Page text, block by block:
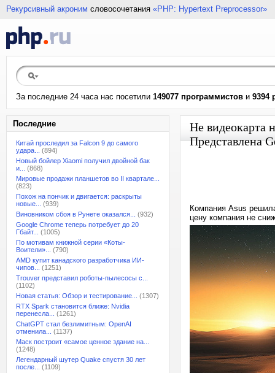
Рекурсивный акроним словосочетания «PHP: Hypertext Preprocessor»
За последние 24 часа нас посетили 149077 программистов и 9394
Последние
Китай проследил за Falcon 9 до самого
удара...
(894)
Новый бойлер Xiaomi получил двойной бак
и...
(868)
Мировые продажи планшетов во II квартале...
(823)
Похож на пончик и двигается: раскрыты
новые...
(939)
Виновником сбоя в Рунете оказался...
(932)
Google Chrome теперь потребует до 20
Гбайт...
(1005)
По мотивам книжной серии «Коты-
Воители»...
(790)
AMD купит канадского разработчика ИИ-
чипов...
(1251)
Trouver представил роботы-пылесосы с...
(1102)
Новая статья: Обзор и тестирование...
(1307)
RTX Spark становится ближе: Nvidia
перенесла...
(1261)
ChatGPT стал безлимитным: OpenAI
отменила...
(1137)
Маск построит «самое ценное здание на...
(1248)
Легендарный шутер Quake спустя 30 лет
после...
(1109)
Не видеокарта
Представлена
Компания Asus
цену компания не